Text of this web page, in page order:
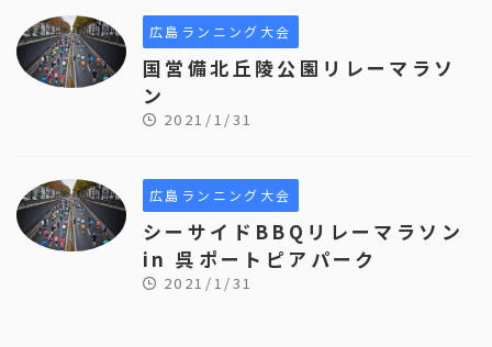
広島ランニング大会
国営備北丘陵公園リレーマラソ
ン
2021/1/31
広島ランニング大会
シーサイドBBQリレーマラソン
in 呉ポートピアパーク
2021/1/31